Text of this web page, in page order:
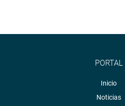
PORTAL
Inicio
Noticias